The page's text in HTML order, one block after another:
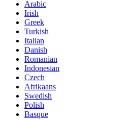
Arabic
Irish
Greek
Turkish
Italian
Danish
Romanian
Indonesian
Czech
Afrikaans
Swedish
Polish
Basque